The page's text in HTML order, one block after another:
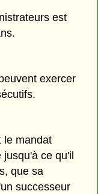
est
exercer
le mandat
ce qu'il
que sa
successeur